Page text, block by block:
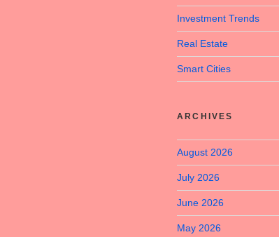
Investment Trends
Real Estate
Smart Cities
ARCHIVES
August 2026
July 2026
June 2026
May 2026